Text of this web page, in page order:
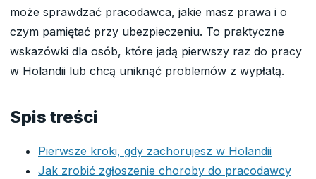
może sprawdzać pracodawca, jakie masz prawa i o
czym pamiętać przy ubezpieczeniu. To praktyczne
wskazówki dla osób, które jadą pierwszy raz do pracy
w Holandii lub chcą uniknąć problemów z wypłatą.
Spis treści
Pierwsze kroki, gdy zachorujesz w Holandii
Jak zrobić zgłoszenie choroby do pracodawcy